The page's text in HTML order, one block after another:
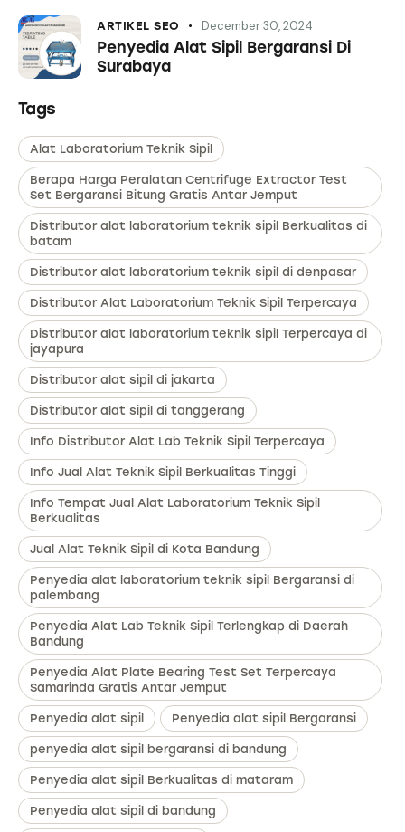
ARTIKEL SEO December 30, 2024
Penyedia Alat Sipil Bergaransi Di
Surabaya
Tags
Alat Laboratorium Teknik Sipil
Berapa Harga Peralatan Centrifuge Extractor Test
Set Bergaransi Bitung Gratis Antar Jemput
Distributor alat laboratorium teknik sipil Berkualitas di
batam
Distributor alat laboratorium teknik sipil di denpasar
Distributor Alat Laboratorium Teknik Sipil Terpercaya
Distributor alat laboratorium teknik sipil Terpercaya di
jayapura
Distributor alat sipil di jakarta
Distributor alat sipil di tanggerang
Info Distributor Alat Lab Teknik Sipil Terpercaya
Info Jual Alat Teknik Sipil Berkualitas Tinggi
Info Tempat Jual Alat Laboratorium Teknik Sipil
Berkualitas
Jual Alat Teknik Sipil di Kota Bandung
Penyedia alat laboratorium teknik sipil Bergaransi di
palembang
Penyedia Alat Lab Teknik Sipil Terlengkap di Daerah
Bandung
Penyedia Alat Plate Bearing Test Set Terpercaya
Samarinda Gratis Antar Jemput
Penyedia alat sipil Penyedia alat sipil Bergaransi
penyedia alat sipil bergaransi di bandung
Penyedia alat sipil Berkualitas di mataram
Penyedia alat sipil di bandung